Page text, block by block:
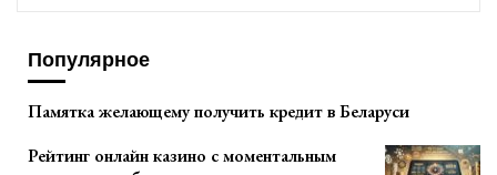
Популярное
Памятка желающему получить кредит в Беларуси
Рейтинг онлайн казино с моментальным